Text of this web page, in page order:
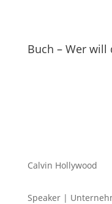
Buch – Wer will
Calvin Hollywood
Speaker |